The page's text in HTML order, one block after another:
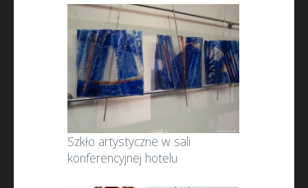
Szkło artystyczne w sali
konferencyjnej hotelu